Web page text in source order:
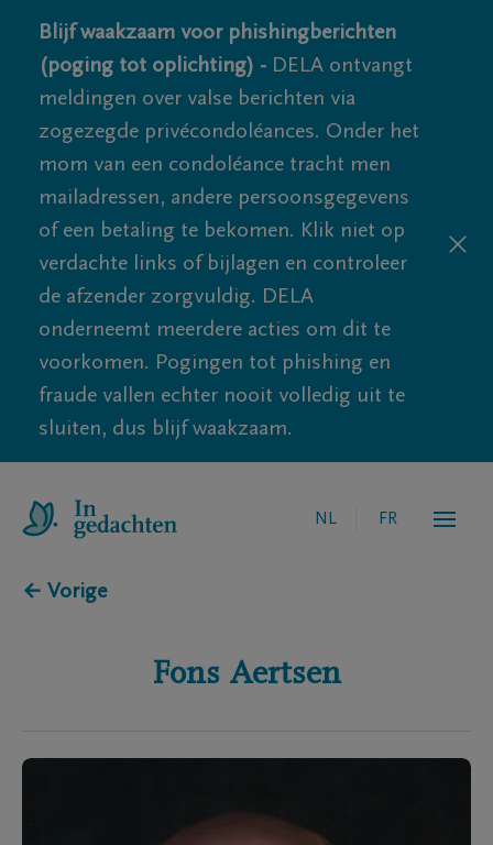
Blijf waakzaam voor phishingberichten
(poging tot oplichting) - DELA ontvangt
meldingen over valse berichten via
zogezegde privécondoléances. Onder het
mom van een condoléance tracht men
mailadressen, andere persoonsgegevens
of een betaling te bekomen. Klik niet op
verdachte links of bijlagen en controleer
de afzender zorgvuldig. DELA
onderneemt meerdere acties om dit te
voorkomen. Pogingen tot phishing en
fraude vallen echter nooit volledig uit te
sluiten, dus blijf waakzaam.
NL FR
← Vorige
Fons Aertsen